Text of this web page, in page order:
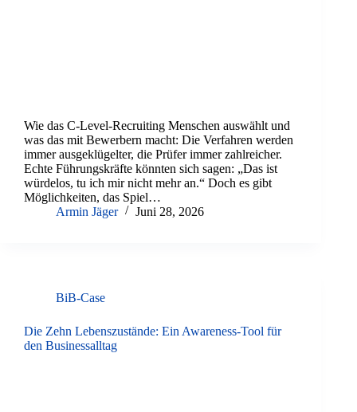
Wie das C-Level-Recruiting Menschen auswählt und
was das mit Bewerbern macht: Die Verfahren werden
immer ausgeklügelter, die Prüfer immer zahlreicher.
Echte Führungskräfte könnten sich sagen: „Das ist
würdelos, tu ich mir nicht mehr an.“ Doch es gibt
Möglichkeiten, das Spiel…
Armin Jäger
Juni 28, 2026
BiB-Case
Die Zehn Lebenszustände: Ein Awareness-Tool für
den Businessalltag